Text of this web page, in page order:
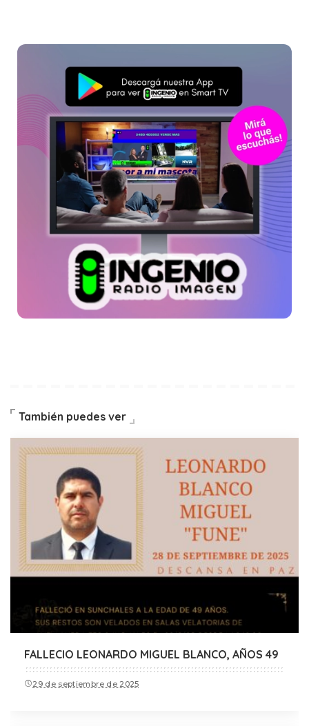
También puedes ver
FALLECIO LEONARDO MIGUEL BLANCO, AÑOS 49
29 de septiembre de 2025